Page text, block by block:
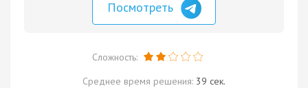
Посмотреть
Сложность:
Среднее время решения: 39 сек.